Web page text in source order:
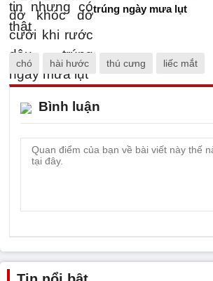
trúng ngày mưa lụt
chó hài hước thú cưng liếc mắt
Bình luận